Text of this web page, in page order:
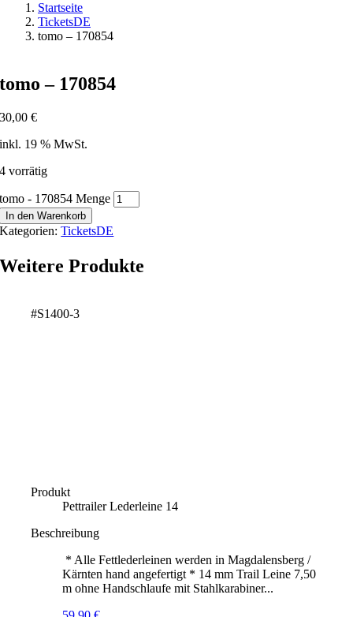
Startseite
TicketsDE
tomo – 170854
tomo – 170854
30,00€
inkl. 19 % MwSt.
4 vorrätig
tomo - 170854 Menge
In den Warenkorb
Kategorien:TicketsDE
Weitere Produkte
#S1400-3
Produkt
Pettrailer Lederleine 14
Beschreibung
* Alle Fettlederleinen werden in Magdalensberg /
Kärnten hand angefertigt * 14 mm Trail Leine 7,50
m ohne Handschlaufe mit Stahlkarabiner...